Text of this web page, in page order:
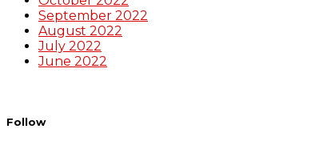
September 2022
August 2022
July 2022
June 2022
Follow